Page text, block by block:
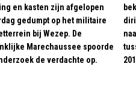
en kasten zijn afgelopen
gedumpt op het militaire
bij Wezep. De
Marechaussee spoorde
de verdachte op.